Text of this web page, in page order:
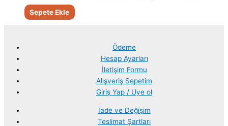
Sepete Ekle
Ödeme
Hesap Ayarları
İletişim Formu
Alışveriş Sepetim
Giriş Yap / Uye ol
İade ve Değişim
Teslimat Şartları